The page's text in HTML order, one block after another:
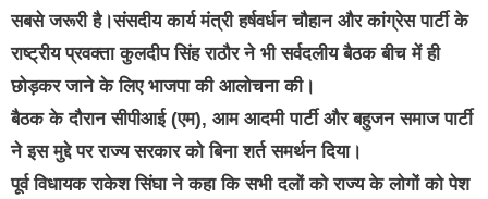
सबसे जरूरी है।संसदीय कार्य मंत्री हर्षवर्धन चौहान और कांग्रेस पार्टी के
राष्ट्रीय प्रवक्ता कुलदीप सिंह राठौर ने भी सर्वदलीय बैठक बीच में ही
छोड़कर जाने के लिए भाजपा की आलोचना की।
बैठक के दौरान सीपीआई (एम), आम आदमी पार्टी और बहुजन समाज पार्टी
ने इस मुद्दे पर राज्य सरकार को बिना शर्त समर्थन दिया।
पूर्व विधायक राकेश सिंघा ने कहा कि सभी दलों को राज्य के लोगों को पेश